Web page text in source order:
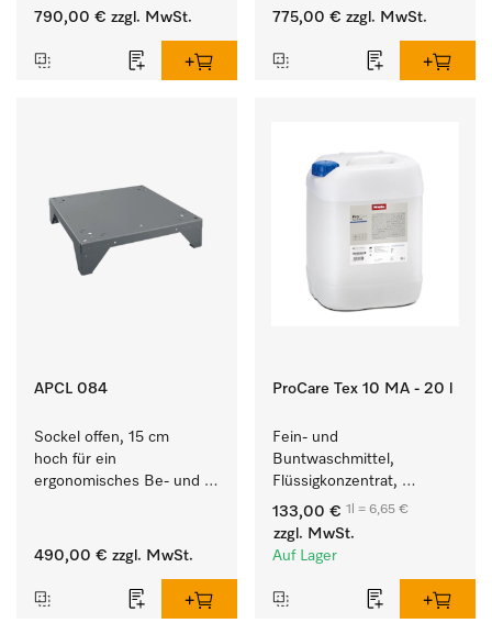
Entladen von
Trockner.
790,00 € zzgl. MwSt.
Partikeln aus der Lauge.
775,00 € zzgl. MwSt.
APCL 084
Sockel offen, 15 cm
hoch für ein
ergonomisches Be- und
Trockner.
490,00 € zzgl. MwSt.
ProCare Tex 10 MA - 20 l
Fein- und
Buntwaschmittel,
Flüssigkonzentrat,
mildalkalisch, 20 l zur
Reinigung von
Buntwäsche und
133,00 € 1l = 6,65 €
zzgl. MwSt.
Auf Lager